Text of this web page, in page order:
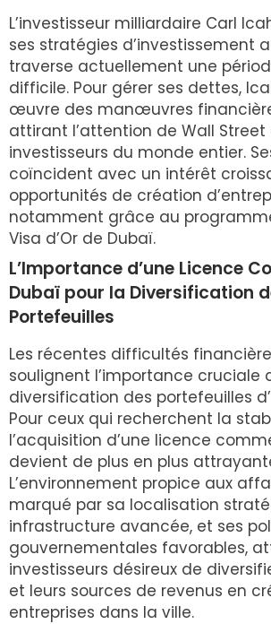
L’investisseur milliardaire Carl
ses stratégies d’investissement
traverse actuellement une
difficile. Pour gérer ses dettes,
œuvre des manœuvres
attirant l’attention de Wall Street
investisseurs du monde entier.
coïncident avec un intérêt
opportunités de création
notamment grâce au
Visa d’Or de Dubaï.
L’Importance d’une Licence
Dubaï pour la Diversification
Portefeuilles
Les récentes difficultés
soulignent l’importance cruciale
diversification des portefeuilles
Pour ceux qui recherchent la
l’acquisition d’une licence
devient de plus en plus
L’environnement propice aux
marqué par sa localisation
infrastructure avancée, et ses
gouvernementales favorables,
investisseurs désireux de
et leurs sources de revenus en
entreprises dans la ville.